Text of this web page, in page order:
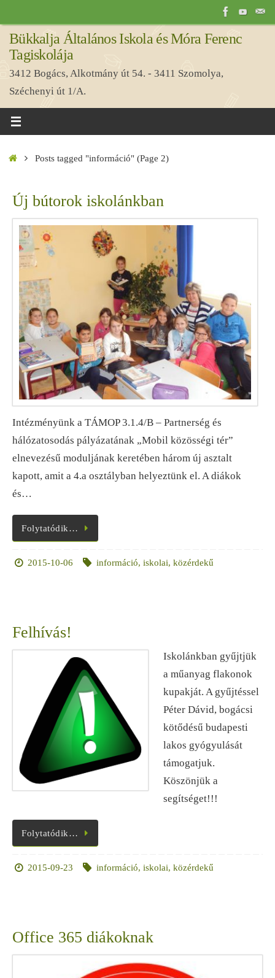
a
tartalomra
Bükkalja Általános Iskola és Móra Ferenc
Tagiskolája
3412 Bogács, Alkotmány út 54. - 3411 Szomolya,
Széchenyi út 1/A.
HomePosts tagged "információ" (Page 2)
Új bútorok iskolánkban
Intézményünk a TÁMOP 3.1.4/B – Partnerség és
hálózatosodás pályázatának „Mobil közösségi tér”
elnevezésű moduljának keretében három új asztalt
kapott, amit a 4.a osztályban helyeztünk el. A diákok
és…
Folytatódik…
2015-10-06 információ, iskolai, közérdekű
Felhívás!
Iskolánkban gyűjtjük
a műanyag flakonok
kupakját. A gyűjtéssel
Péter Dávid, bogácsi
kötődésű budapesti
lakos gyógyulását
támogatjuk.
Köszönjük a
segítséget!!!
Folytatódik…
2015-09-23 információ, iskolai, közérdekű
Office 365 diákoknak